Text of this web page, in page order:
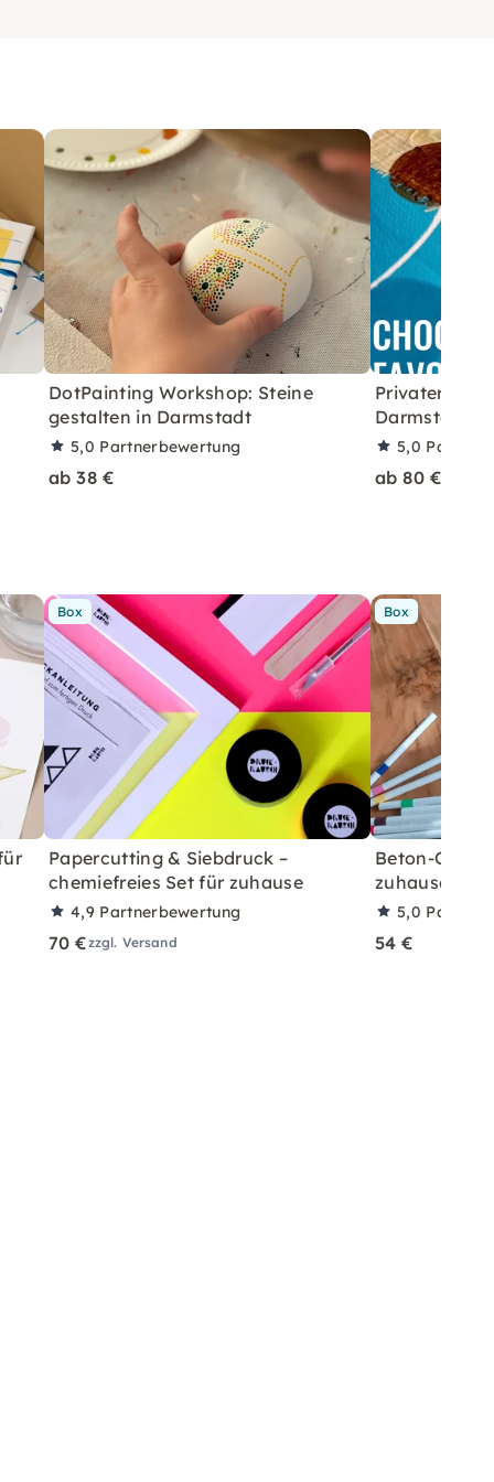
DotPainting Workshop: Steine
gestalten in Darmstadt
5,0 Partnerbewertung
ab 38 €
Privater
Darmstadt
5,0
ab 80 €
Box
Papercutting & Siebdruck –
chemiefreies Set für zuhause
4,9 Partnerbewertung
70 €zzgl. Versand
Box
Beton-
zuhause mit
5,0
54 €